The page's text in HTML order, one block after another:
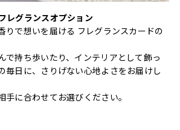
レグランスオプション
りで想いを届ける フレグランスカードの
で持ち歩いたり、インテリアとして飾っ
毎日に、さりげない心地よさをお届けし
手に合わせてお選びください。